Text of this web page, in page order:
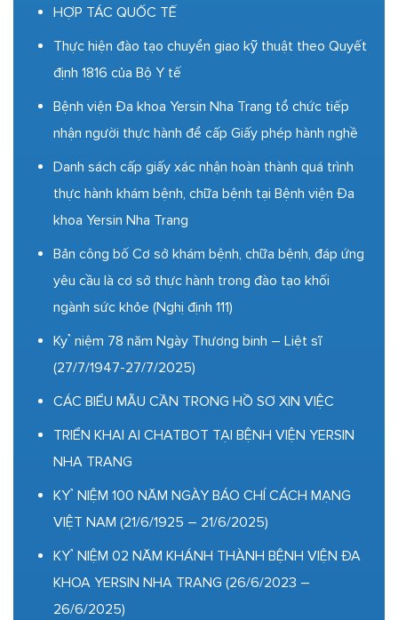
HỢP TÁC QUỐC TẾ
Thực hiện đào tạo chuyển giao kỹ thuật theo Quyết
định 1816 của Bộ Y tế
Bệnh viện Đa khoa Yersin Nha Trang tổ chức tiếp
nhận người thực hành để cấp Giấy phép hành nghề
Danh sách cấp giấy xác nhận hoàn thành quá trình
thực hành khám bệnh, chữa bệnh tại Bệnh viện Đa
khoa Yersin Nha Trang
Bản công bố Cơ sở khám bệnh, chữa bệnh, đáp ứng
yêu cầu là cơ sở thực hành trong đào tạo khối
ngành sức khỏe (Nghị định 111)
Kỷ niệm 78 năm Ngày Thương binh – Liệt sĩ
(27/7/1947-27/7/2025)
CÁC BIỂU MẪU CẦN TRONG HỒ SƠ XIN VIỆC
TRIỂN KHAI AI CHATBOT TẠI BỆNH VIỆN YERSIN
NHA TRANG
KỶ NIỆM 100 NĂM NGÀY BÁO CHÍ CÁCH MẠNG
VIỆT NAM (21/6/1925 – 21/6/2025)
KỶ NIỆM 02 NĂM KHÁNH THÀNH BỆNH VIỆN ĐA
KHOA YERSIN NHA TRANG (26/6/2023 –
26/6/2025)